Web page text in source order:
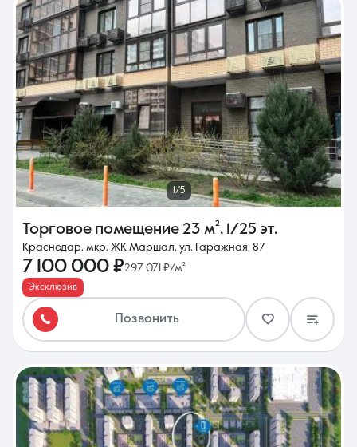
1/5
Торговое помещение 23 м², 1/25 эт.
Краснодар, мкр. ЖК Маршал, ул. Гаражная, 87
7 100 000 ₽297 071 ₽/м²
Эксклюзив
Позвонить